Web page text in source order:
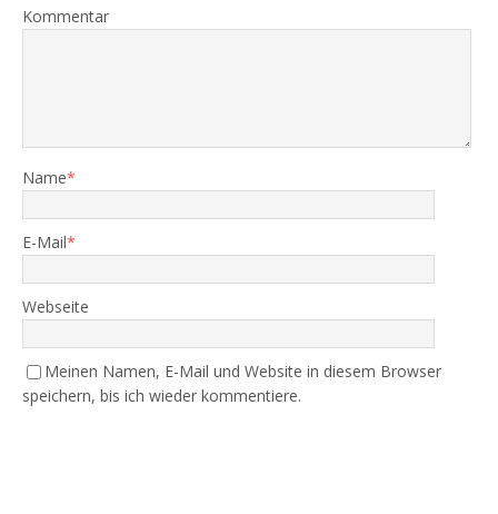
Kommentar
Name*
E-Mail*
Webseite
Meinen Namen, E-Mail und Website in diesem Browser
speichern, bis ich wieder kommentiere.